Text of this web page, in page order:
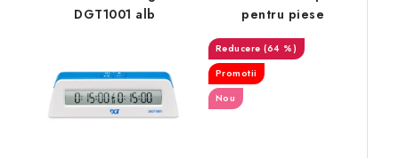
DGT1001 alb
pentru piese
(64 %)
Promotii
Nou